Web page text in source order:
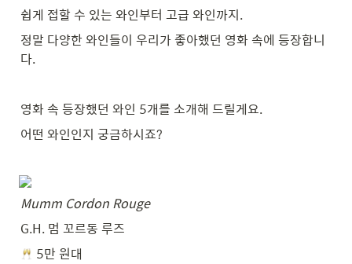
쉽게 접할 수 있는 와인부터 고급 와인까지.
정말 다양한 와인들이 우리가 좋아했던 영화 속에 등장합니
다.
영화 속 등장했던 와인 5개를 소개해 드릴게요.
어떤 와인인지 궁금하시죠?
Mumm Cordon Rouge
G.H. 멈 꼬르동 루즈
5만 원대